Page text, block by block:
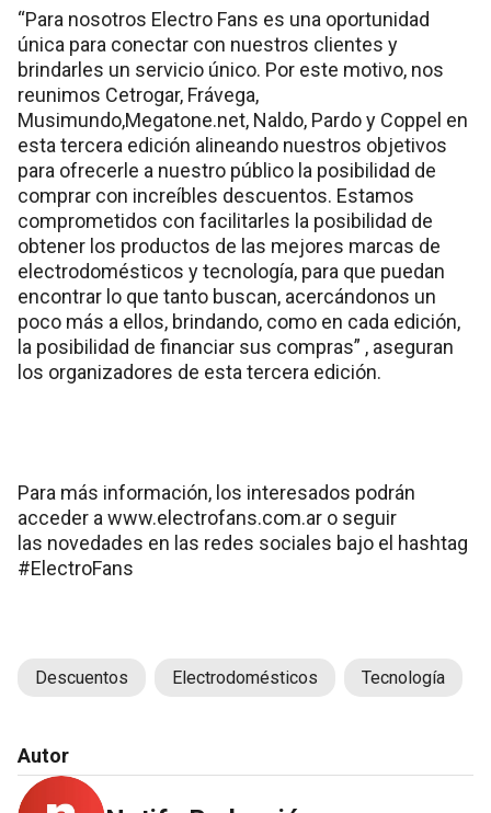
“Para nosotros Electro Fans es una oportunidad
única para conectar con nuestros clientes y
brindarles un servicio único. Por este motivo, nos
reunimos Cetrogar, Frávega,
Musimundo,Megatone.net, Naldo, Pardo y Coppel en
esta tercera edición alineando nuestros objetivos
para ofrecerle a nuestro público la posibilidad de
comprar con increíbles descuentos. Estamos
comprometidos con facilitarles la posibilidad de
obtener los productos de las mejores marcas de
electrodomésticos y tecnología, para que puedan
encontrar lo que tanto buscan, acercándonos un
poco más a ellos, brindando, como en cada edición,
la posibilidad de financiar sus compras” , aseguran
los organizadores de esta tercera edición.
Para más información, los interesados podrán
acceder a www.electrofans.com.ar o seguir
las novedades en las redes sociales bajo el hashtag
#ElectroFans
Descuentos Electrodomésticos Tecnología
Autor